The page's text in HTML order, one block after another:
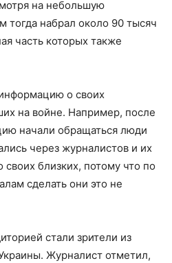
на небольшую
тогда набрал около 90 тысяч
часть которых также
о своих
на войне. Например, после
начали обращаться люди
через журналистов и их
своих близких, потому что по
сделать они это не
стали зрители из
Журналист отметил,